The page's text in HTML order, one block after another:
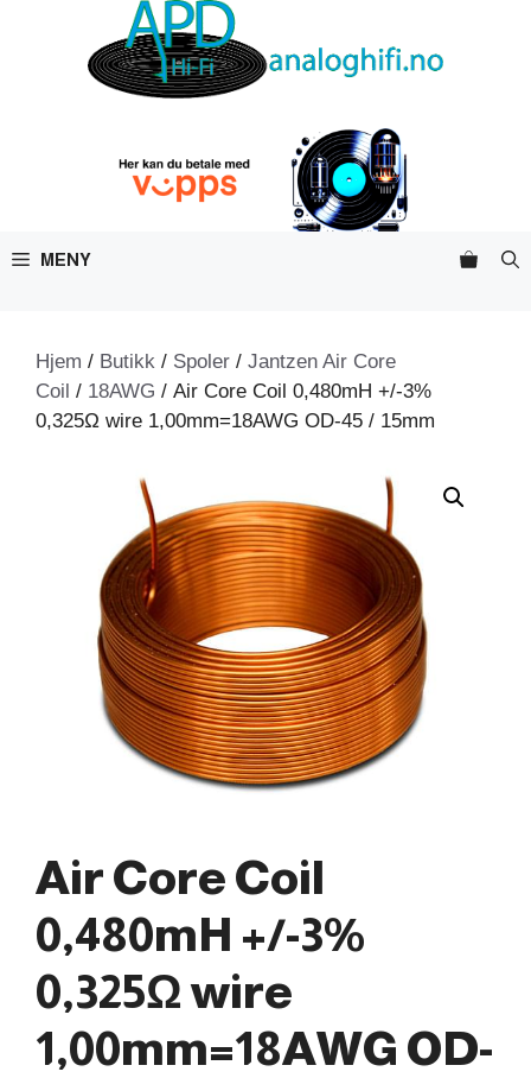
MENY
Hjem / Butikk / Spoler / Jantzen Air Core
Coil / 18AWG / Air Core Coil 0,480mH +/-3%
0,325Ω wire 1,00mm=18AWG OD-45 / 15mm
Air Core Coil
0,480mH +/-3%
0,325Ω wire
1,00mm=18AWG OD-